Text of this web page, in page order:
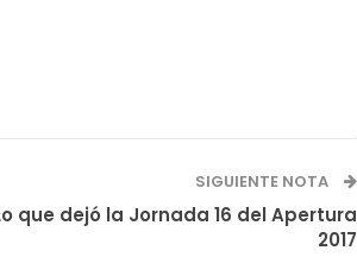
SIGUIENTE NOTA
que dejó la Jornada 16 del Apertura
2017